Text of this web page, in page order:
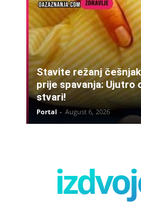
Stavite režanj
prije spavanja: Ujutro
stvari!
Portal - August 6, 2026